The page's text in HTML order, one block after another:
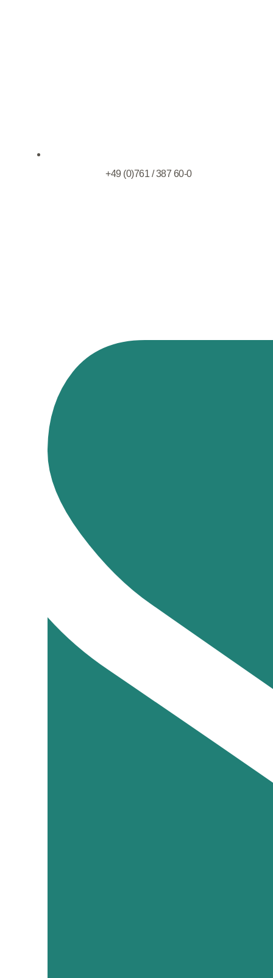
+49 (0)761 / 387 60-0